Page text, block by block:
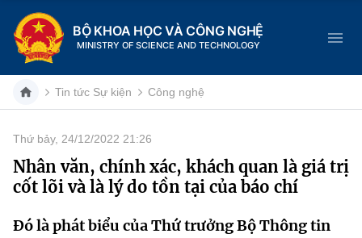
BỘ KHOA HỌC VÀ CÔNG NGHỆ
MINISTRY OF SCIENCE AND TECHNOLOGY
Danh mục
Trang chủ
Giới thiệu
Tin tức Sự kiện Công nghệ
Thứ bảy, 24/12/2022 21:26
Nhân văn, chính xác, khách quan là giá trị
cốt lõi và là lý do tồn tại của báo chí
Đó là phát biểu của Thứ trưởng Bộ Thông tin